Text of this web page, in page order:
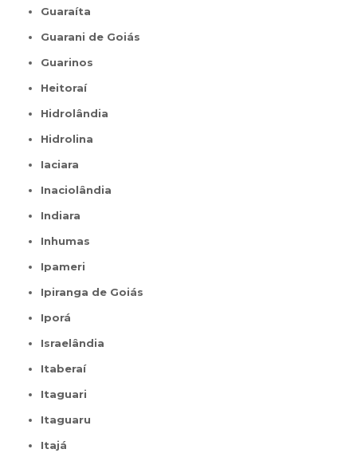
Guaraíta
Guarani de Goiás
Guarinos
Heitoraí
Hidrolândia
Hidrolina
Iaciara
Inaciolândia
Indiara
Inhumas
Ipameri
Ipiranga de Goiás
Iporá
Israelândia
Itaberaí
Itaguari
Itaguaru
Itajá